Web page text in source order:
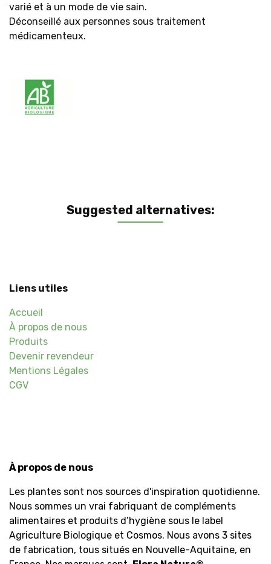
varié et à un mode de vie sain.
Déconseillé aux personnes sous traitement
médicamenteux.
Suggested alternatives:
Liens utiles
Accueil
À propos de nous
Produits
Devenir revendeur
Mentions Légales
CGV
À propos de nous
Les plantes sont nos sources d'inspiration quotidienne.
Nous sommes un vrai fabriquant de compléments
alimentaires et produits d’hygiène sous le label
Agriculture Biologique et Cosmos. Nous avons 3 sites
de fabrication, tous situés en Nouvelle-Aquitaine, en